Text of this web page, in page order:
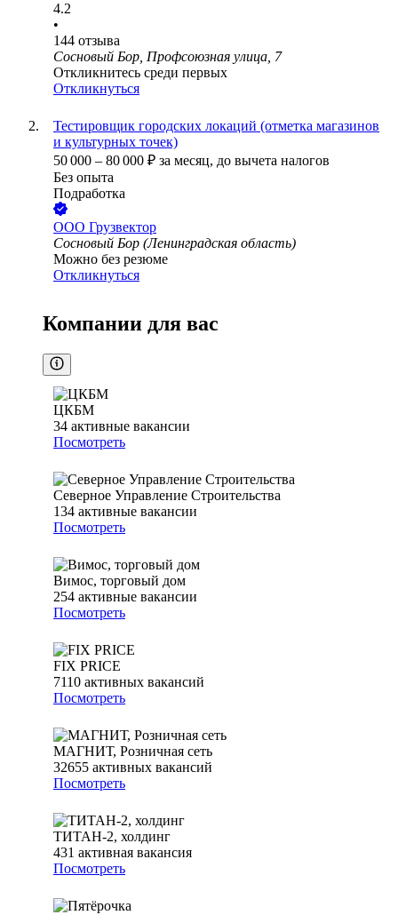
4.2
•
144 отзыва
Сосновый Бор, Профсоюзная улица, 7
Откликнитесь среди первых
Откликнуться
Тестировщик городских локаций (отметка магазинов
и культурных точек)
50 000 – 80 000 ₽ за месяц, до вычета налогов
Без опыта
Подработка
ООО Грузвектор
Сосновый Бор (Ленинградская область)
Можно без резюме
Откликнуться
Компании для вас
ЦКБМ
34 активные вакансии
Посмотреть
Северное Управление Строительства
134 активные вакансии
Посмотреть
Вимос, торговый дом
254 активные вакансии
Посмотреть
FIX PRICE
7110 активных вакансий
Посмотреть
МАГНИТ, Розничная сеть
32655 активных вакансий
Посмотреть
ТИТАН-2, холдинг
431 активная вакансия
Посмотреть